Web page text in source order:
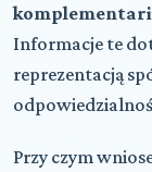
Informacje te
reprezentacją
Przy czym